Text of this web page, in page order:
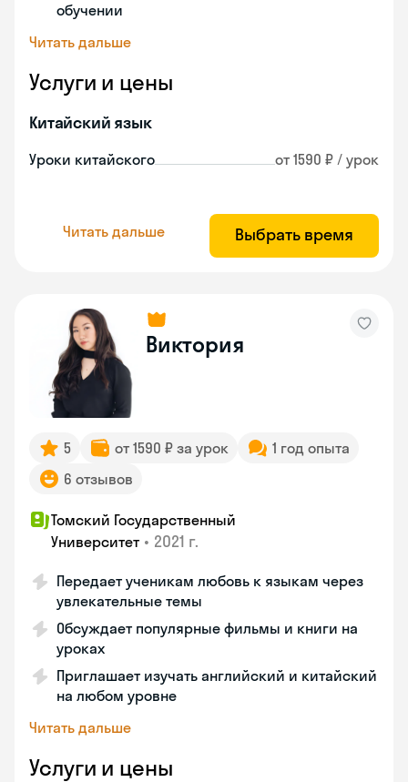
обучении
Читать дальше
Услуги и цены
Китайский язык
Уроки китайского от 1590 ₽ / урок
Читать дальше Выбрать время
Виктория
5 от 1590 ₽ за урок
1 год опыта
6 отзывов
Томский Государственный
Университет • 2021 г.
Передает ученикам любовь к языкам через
увлекательные темы
Обсуждает популярные фильмы и книги на
уроках
Приглашает изучать английский и китайский
на любом уровне
Читать дальше
Услуги и цены